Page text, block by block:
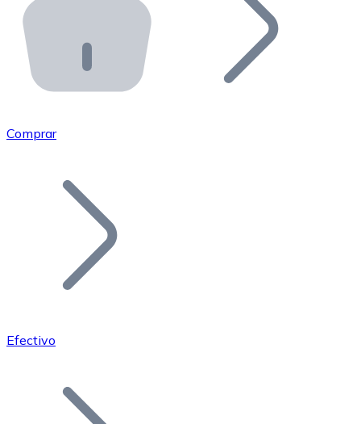
Integra un ATM Bitnovo en tu negocio y permite que
Bitnovo API
Integra nuestra API en tu ecosistema.
Únete a nuestra red de distribuidores.
Añade tu proyecto a nuestro ecosistema.
Bitcoin
Comprar
Efectivo